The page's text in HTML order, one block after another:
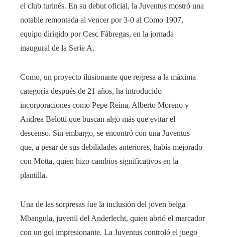
el club turinés. En su debut oficial, la Juventus mostró una
notable remontada al vencer por 3-0 al Como 1907,
equipo dirigido por Cesc Fábregas, en la jornada
inaugural de la Serie A.
Como, un proyecto ilusionante que regresa a la máxima
categoría después de 21 años, ha introducido
incorporaciones como Pepe Reina, Alberto Moreno y
Andrea Belotti que buscan algo más que evitar el
descenso. Sin embargo, se encontró con una Juventus
que, a pesar de sus debilidades anteriores, había mejorado
con Motta, quien hizo cambios significativos en la
plantilla.
Una de las sorpresas fue la inclusión del joven belga
Mbangula, juvenil del Anderlecht, quien abrió el marcador
con un gol impresionante. La Juventus controló el juego